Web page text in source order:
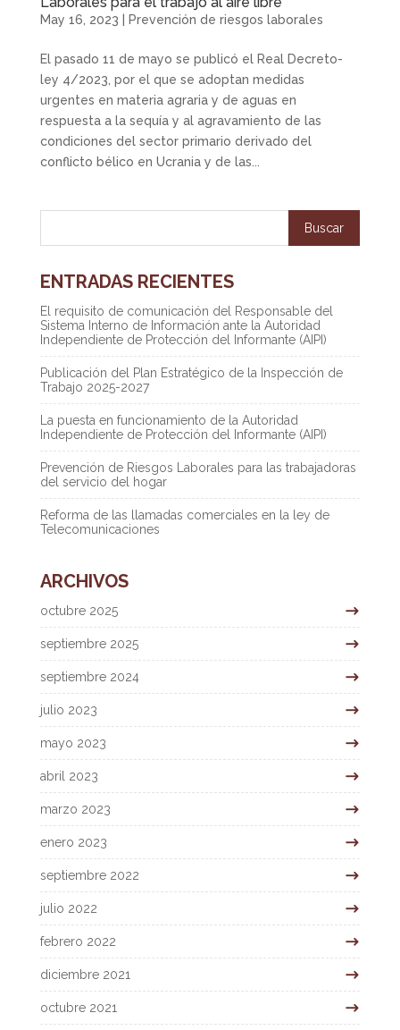
May 16, 2023 Prevención de riesgos laborales
El pasado 11 de mayo se publicó el Real Decreto-
ley 4/2023, por el que se adoptan medidas
urgentes en materia agraria y de aguas en
respuesta a la sequía y al agravamiento de las
condiciones del sector primario derivado del
conflicto bélico en Ucrania y de las...
ENTRADAS RECIENTES
El requisito de comunicación del Responsable del
Sistema Interno de Información ante la Autoridad
Independiente de Protección del Informante (AIPI)
Publicación del Plan Estratégico de la Inspección de
Trabajo 2025-2027
La puesta en funcionamiento de la Autoridad
Independiente de Protección del Informante (AIPI)
Prevención de Riesgos Laborales para las trabajadoras
del servicio del hogar
Reforma de las llamadas comerciales en la ley de
Telecomunicaciones
ARCHIVOS
octubre 2025
septiembre 2025
septiembre 2024
julio 2023
mayo 2023
abril 2023
marzo 2023
enero 2023
septiembre 2022
julio 2022
febrero 2022
diciembre 2021
octubre 2021